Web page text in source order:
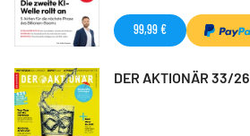
99,99 €
DER AKTIONÄR 33/26